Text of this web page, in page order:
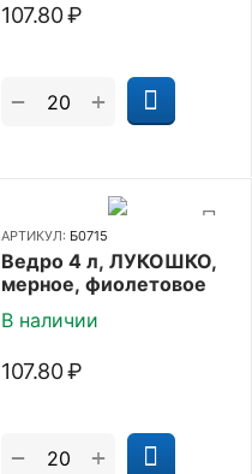
107.80₽
+
−
АРТИКУЛ: Б0715
Ведро 4 л, ЛУКОШКО,
мерное, фиолетовое
В наличии
107.80₽
+
−